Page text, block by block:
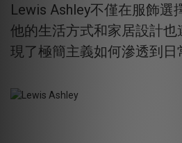
Lewis Ashley不僅在服飾選
他的生活方式和家居設計也
現了極簡主義如何滲透到日